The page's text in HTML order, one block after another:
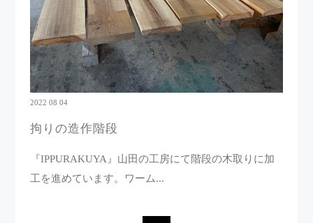
2022 08 04
拘りの造作階段
『IPPURAKUYA』山田の工房にて階段の木取りに加
工を進めています。ワーム...